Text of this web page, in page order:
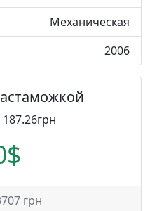
Механическая
2006
грн